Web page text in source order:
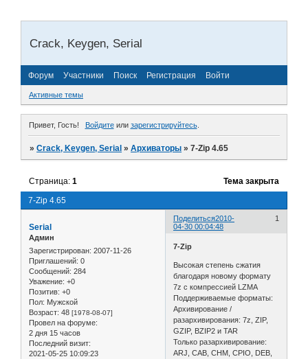
Crack, Keygen, Serial
Форум Участники Поиск Регистрация Войти
Активные темы
Привет, Гость! Войдитеили зарегистрируйтесь.
»Crack, Keygen, Serial »Архиваторы »7-Zip 4.65
7-Zip 4.65
Страница:1 Тема закрыта
Поделиться 1
2010-
04-30 00:04:48
Serial
Админ
Зарегистрирован: 2007-11-26
Приглашений: 0
Сообщений: 284
Уважение: +0
Позитив: +0
Пол: Мужской
Возраст: 48 [1978-08-07]
Провел на форуме:
2 дня 15 часов
Последний визит:
2021-05-25 10:09:23
7-Zip
Высокая степень сжатия
благодаря новому формату
7z с компрессией LZMA
Поддерживаемые форматы:
Архивирование /
разархивирования: 7z, ZIP,
GZIP, BZIP2 и TAR
Только разархивирование:
ARJ, CAB, CHM, CPIO, DEB,